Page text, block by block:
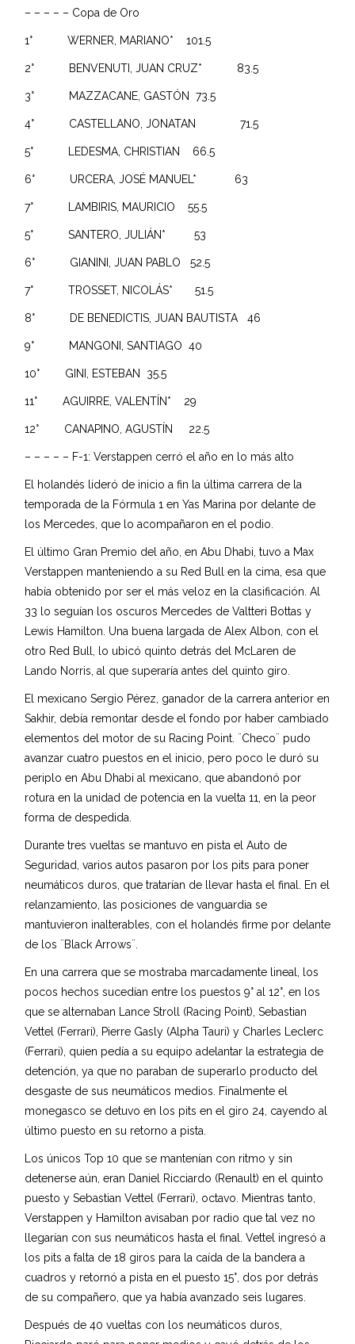
– – – – – Copa de Oro
1° WERNER, MARIANO* 101.5
2° BENVENUTI, JUAN CRUZ* 83.5
3° MAZZACANE, GASTÓN 73.5
4° CASTELLANO, JONATAN 71.5
5° LEDESMA, CHRISTIAN 66.5
6° URCERA, JOSÉ MANUEL* 63
7° LAMBIRIS, MAURICIO 55.5
5° SANTERO, JULIÁN* 53
6° GIANINI, JUAN PABLO 52.5
7° TROSSET, NICOLÁS* 51.5
8° DE BENEDICTIS, JUAN BAUTISTA 46
9° MANGONI, SANTIAGO 40
10° GINI, ESTEBAN 35.5
11° AGUIRRE, VALENTÍN* 29
12° CANAPINO, AGUSTÍN 22.5
– – – – – F-1: Verstappen cerró el año en lo más alto
El holandés lideró de inicio a fin la última carrera de la
temporada de la Fórmula 1 en Yas Marina por delante de
los Mercedes, que lo acompañaron en el podio.
El último Gran Premio del año, en Abu Dhabi, tuvo a Max
Verstappen manteniendo a su Red Bull en la cima, esa que
había obtenido por ser el más veloz en la clasificación. Al
33 lo seguían los oscuros Mercedes de Valtteri Bottas y
Lewis Hamilton. Una buena largada de Alex Albon, con el
otro Red Bull, lo ubicó quinto detrás del McLaren de
Lando Norris, al que superaría antes del quinto giro.
El mexicano Sergio Pérez, ganador de la carrera anterior en
Sakhir, debía remontar desde el fondo por haber cambiado
elementos del motor de su Racing Point. ¨Checo¨ pudo
avanzar cuatro puestos en el inicio, pero poco le duró su
periplo en Abu Dhabi al mexicano, que abandonó por
rotura en la unidad de potencia en la vuelta 11, en la peor
forma de despedida.
Durante tres vueltas se mantuvo en pista el Auto de
Seguridad, varios autos pasaron por los pits para poner
neumáticos duros, que tratarían de llevar hasta el final. En el
relanzamiento, las posiciones de vanguardia se
mantuvieron inalterables, con el holandés firme por delante
de los ¨Black Arrows¨.
En una carrera que se mostraba marcadamente lineal, los
pocos hechos sucedían entre los puestos 9° al 12°, en los
que se alternaban Lance Stroll (Racing Point), Sebastian
Vettel (Ferrari), Pierre Gasly (Alpha Tauri) y Charles Leclerc
(Ferrari), quien pedía a su equipo adelantar la estrategia de
detención, ya que no paraban de superarlo producto del
desgaste de sus neumáticos medios. Finalmente el
monegasco se detuvo en los pits en el giro 24, cayendo al
último puesto en su retorno a pista.
Los únicos Top 10 que se mantenían con ritmo y sin
detenerse aún, eran Daniel Ricciardo (Renault) en el quinto
puesto y Sebastian Vettel (Ferrari), octavo. Mientras tanto,
Verstappen y Hamilton avisaban por radio que tal vez no
llegarían con sus neumáticos hasta el final. Vettel ingresó a
los pits a falta de 18 giros para la caída de la bandera a
cuadros y retornó a pista en el puesto 15°, dos por detrás
de su compañero, que ya había avanzado seis lugares.
Después de 40 vueltas con los neumáticos duros,